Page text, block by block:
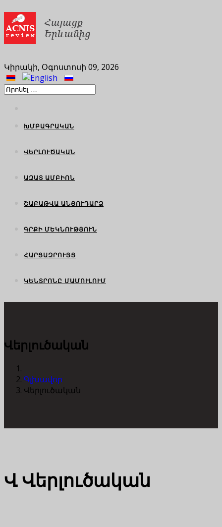
Կիրակի, Օգոստոսի 09, 2026
ԽՄԲԱԳՐԱԿԱՆ
ՎԵՐԼՈՒԾԱԿԱՆ
ԱԶԱՏ ԱՄԲԻՈՆ
ՇԱԲԱԹՎԱ ԱՆՑՈՒԴԱՐՁ
ԳՐՔԻ ՄԵԿՆՈՒԹՅՈՒՆ
ՀԱՐՑԱԶՐՈՒՅՑ
ԿԵՆՏՐՈՆԸ ՄԱՄՈՒԼՈՒՄ
Վերլուծական
Գլխավոր
Վերլուծական
ՎՎերլուծական